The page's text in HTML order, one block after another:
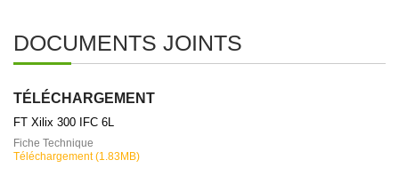
DOCUMENTS JOINTS
TÉLÉCHARGEMENT
FT Xilix 300 IFC 6L
Fiche Technique
Téléchargement (1.83MB)